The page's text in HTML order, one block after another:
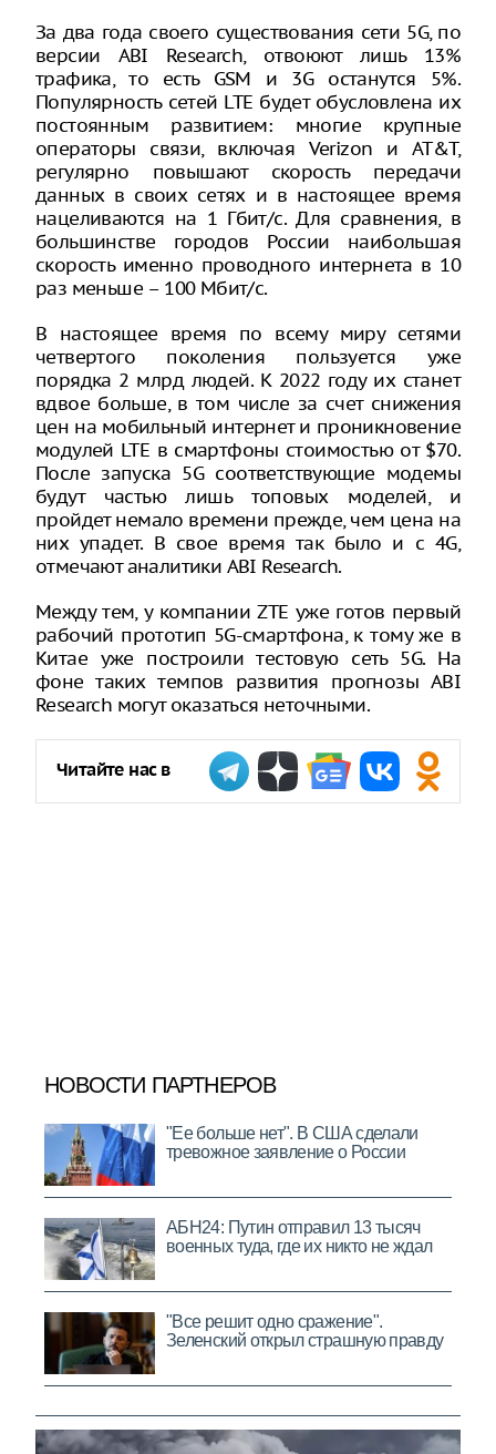
За два года своего существования сети 5G, по
версии ABI Research, отвоюют лишь 13%
трафика, то есть GSM и 3G останутся 5%.
Популярность сетей LTE будет обусловлена их
постоянным развитием: многие крупные
операторы связи, включая Verizon и AT&T,
регулярно повышают скорость передачи
данных в своих сетях и в настоящее время
нацеливаются на 1 Гбит/с. Для сравнения, в
большинстве городов России наибольшая
скорость именно проводного интернета в 10
раз меньше – 100 Мбит/с.
В настоящее время по всему миру сетями
четвертого поколения пользуется уже
порядка 2 млрд людей. К 2022 году их станет
вдвое больше, в том числе за счет снижения
цен на мобильный интернет и проникновение
модулей LTE в смартфоны стоимостью от $70.
После запуска 5G соответствующие модемы
будут частью лишь топовых моделей, и
пройдет немало времени прежде, чем цена на
них упадет. В свое время так было и с 4G,
отмечают аналитики ABI Research.
Между тем, у компании ZTE уже готов первый
рабочий прототип 5G-смартфона, к тому же в
Китае уже построили тестовую сеть 5G. На
фоне таких темпов развития прогнозы ABI
Research могут оказаться неточными.
Читайте нас в